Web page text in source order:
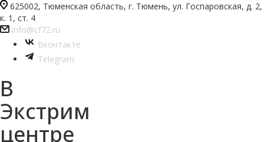
625002, Тюменская область, г. Тюмень, ул. Госпаровская, д. 2,
к. 1, ст. 4
info@cf72.ru
Вконтакте
Telegram
В
Экстрим
центре